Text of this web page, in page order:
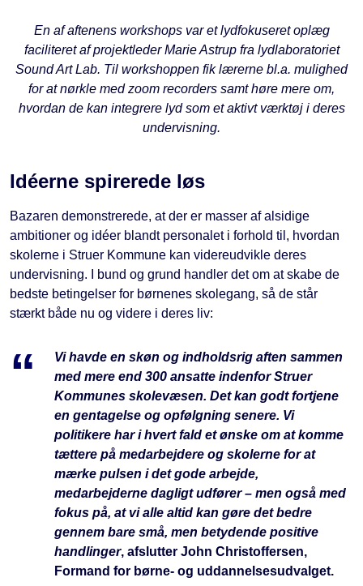
En af aftenens workshops var et lydfokuseret oplæg
faciliteret af projektleder Marie Astrup fra lydlaboratoriet
Sound Art Lab. Til workshoppen fik lærerne bl.a. mulighed
for at nørkle med zoom recorders samt høre mere om,
hvordan de kan integrere lyd som et aktivt værktøj i deres
undervisning.
Idéerne spirerede løs
Bazaren demonstrerede, at der er masser af alsidige
ambitioner og idéer blandt personalet i forhold til, hvordan
skolerne i Struer Kommune kan videreudvikle deres
undervisning. I bund og grund handler det om at skabe de
bedste betingelser for børnenes skolegang, så de står
stærkt både nu og videre i deres liv:
Vi havde en skøn og indholdsrig aften sammen
med mere end 300 ansatte indenfor Struer
Kommunes skolevæsen. Det kan godt fortjene
en gentagelse og opfølgning senere. Vi
politikere har i hvert fald et ønske om at komme
tættere på medarbejdere og skolerne for at
mærke pulsen i det gode arbejde,
medarbejderne dagligt udfører – men også med
fokus på, at vi alle altid kan gøre det bedre
gennem bare små, men betydende positive
handlinger, afslutter John Christoffersen,
Formand for børne- og uddannelsesudvalget.